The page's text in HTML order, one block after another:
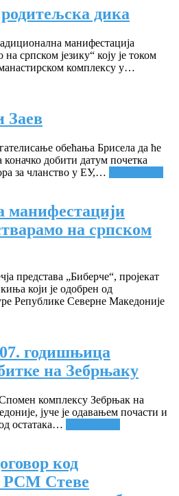
дика
манифестација
српском језику“ коју је током
комплексу у…
Заев
обећања Брисела да ће
добити датум почетка
за чланство у ЕУ,…
манифестацији
на српском
представа „Биберче“, пројекат
који је одобрен од
Републике Северне Македоније
годишњица
на Зебрњаку
комплексу Зебрњак на
јуче је одавањем почасти и
остатака…
код
РСМ Стеве